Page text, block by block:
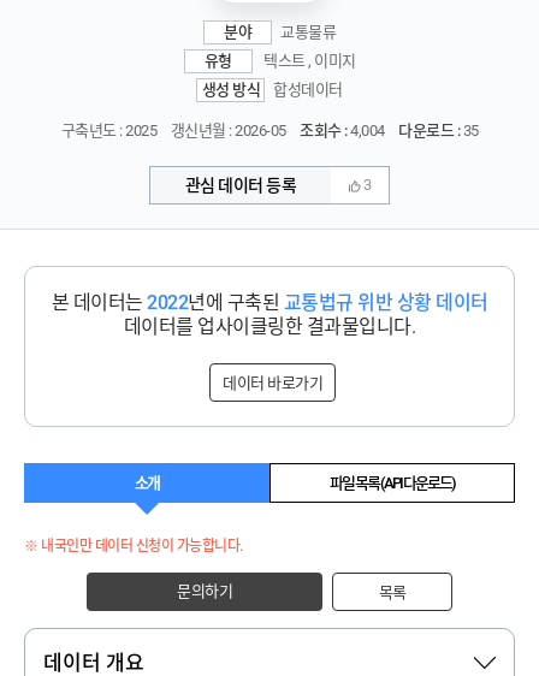
분야
교통물류
유형
텍스트 , 이미지
생성 방식
합성데이터
구축년도 : 2025 갱신년월 : 2026-05 조회수 :4,004 다운로드 :35
관심 데이터 등록 3
본 데이터는 2022년에 구축된 교통법규 위반 상황 데이터
데이터를 업사이클링한 결과물입니다.
데이터 바로가기
소개 파일 목록 (API 다운로드)
※ 내국인만 데이터 신청이 가능합니다.
문의하기 목록
데이터 개요